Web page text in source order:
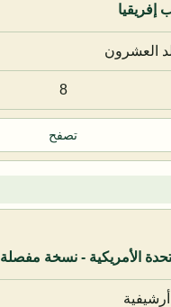
إفريقيا
العشرون
8
تصفح
الأمريكية - نسخة مفصلة